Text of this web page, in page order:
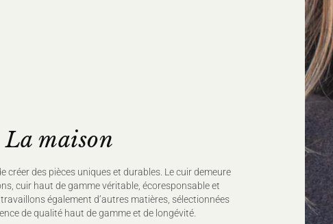
La maison
créer des pièces uniques et durables. Le cuir demeure
cuir haut de gamme véritable, écoresponsable et
également d’autres matières, sélectionnées
de qualité haut de gamme et de longévité.